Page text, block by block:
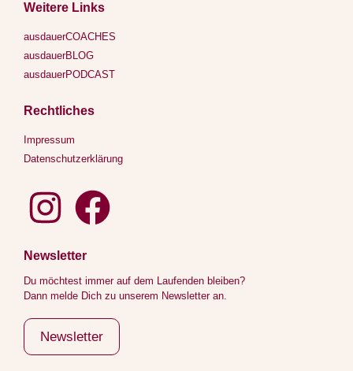
Weitere Links
ausdauerCOACHES
ausdauerBLOG
ausdauerPODCAST
Rechtliches
Impressum
Datenschutzerklärung
Newsletter
Du möchtest immer auf dem Laufenden bleiben?
Dann melde Dich zu unserem Newsletter an.
Newsletter